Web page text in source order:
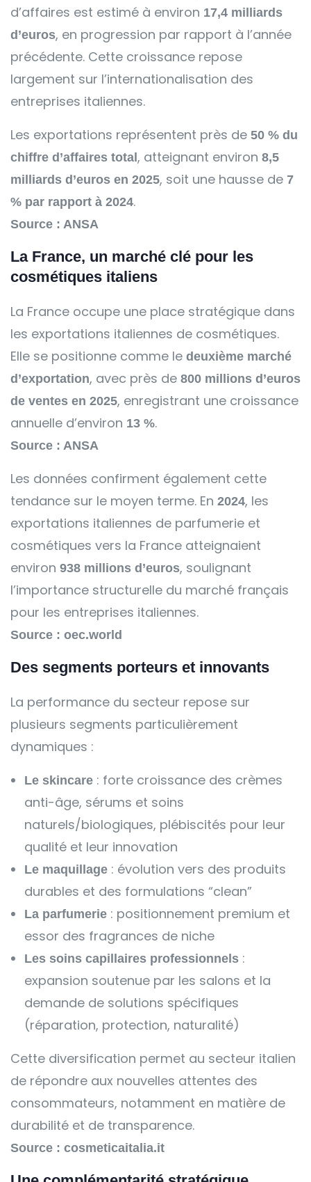
d’affaires est estimé à environ 17,4 milliards
d’euros, en progression par rapport à l’année
précédente. Cette croissance repose
largement sur l’internationalisation des
entreprises italiennes.
Les exportations représentent près de 50 % du
chiffre d’affaires total , atteignant environ 8,5
milliards d’euros en 2025, soit une hausse de 7
% par rapport à 2024.
Source : ANSA
La France, un marché clé pour les
cosmétiques italiens
La France occupe une place stratégique dans
les exportations italiennes de cosmétiques.
Elle se positionne comme le deuxième marché
d’exportation, avec près de 800 millions d’euros
de ventes en 2025, enregistrant une croissance
annuelle d’environ 13 %.
Source : ANSA
Les données confirment également cette
tendance sur le moyen terme. En 2024, les
exportations italiennes de parfumerie et
cosmétiques vers la France atteignaient
environ 938 millions d’euros, soulignant
l’importance structurelle du marché français
pour les entreprises italiennes.
Source : oec.world
Des segments porteurs et innovants
La performance du secteur repose sur
plusieurs segments particulièrement
dynamiques :
Le skincare : forte croissance des crèmes
anti-âge, sérums et soins
naturels/biologiques, plébiscités pour leur
qualité et leur innovation
Le maquillage : évolution vers des produits
durables et des formulations “clean”
La parfumerie : positionnement premium et
essor des fragrances de niche
Les soins capillaires professionnels :
expansion soutenue par les salons et la
demande de solutions spécifiques
(réparation, protection, naturalité)
Cette diversification permet au secteur italien
de répondre aux nouvelles attentes des
consommateurs, notamment en matière de
durabilité et de transparence.
Source : cosmeticaitalia.it